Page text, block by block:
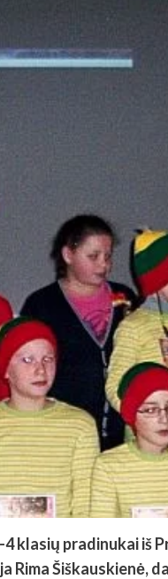
pradinukai iš
Šiškauskienė,